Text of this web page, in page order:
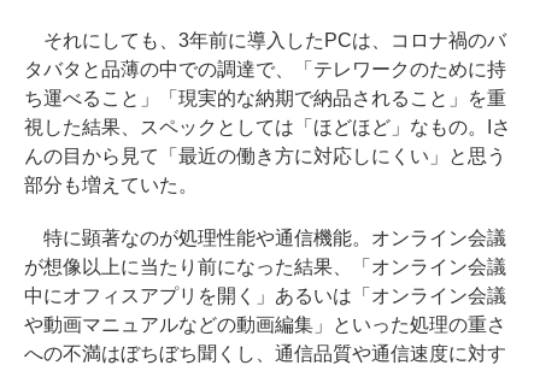
それにしても、3年前に導入したPCは、コロナ禍のバ
タバタと品薄の中での調達で、「テレワークのために持
ち運べること」「現実的な納期で納品されること」を重
視した結果、スペックとしては「ほどほど」なもの。Iさ
んの目から見て「最近の働き方に対応しにくい」と思う
部分も増えていた。
特に顕著なのが処理性能や通信機能。オンライン会議
が想像以上に当たり前になった結果、「オンライン会議
中にオフィスアプリを開く」あるいは「オンライン会議
や動画マニュアルなどの動画編集」といった処理の重さ
への不満はぼちぼち聞くし、通信品質や通信速度に対す